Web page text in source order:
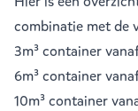
combinatie met de
3m³ container
6m³ container
10m³ container